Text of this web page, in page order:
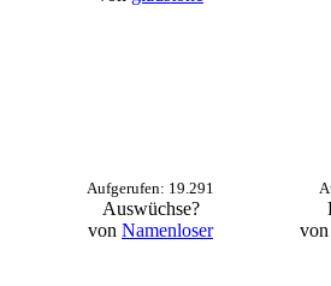
Aufgerufen: 19.291
Auswüchse?
von Namenloser
von